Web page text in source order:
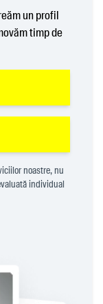
un profil
timp de
noastre, nu
individual